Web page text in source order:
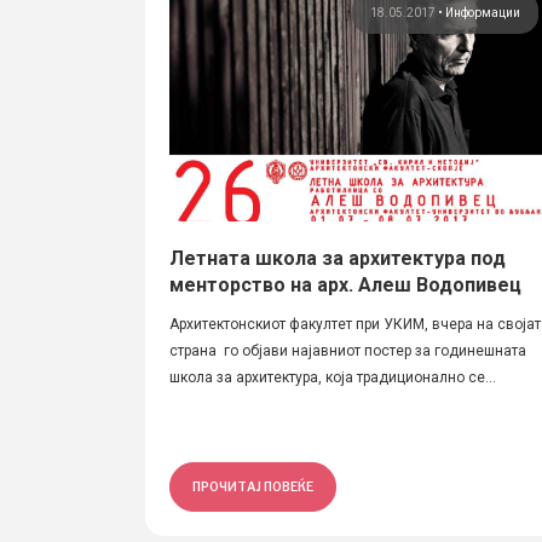
18.05.2017 • Информации
Летната школа за архитектура под
менторство на арх. Алеш Водопивец
Архитектонскиот факултет при УКИМ, вчера на
страна го објави најавниот постер за годинешната
школа за архитектура, која традиционално се...
ПРОЧИТАЈ ПОВЕЌЕ